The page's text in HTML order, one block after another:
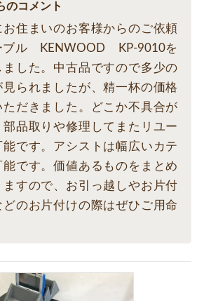
のコメント
住まいのお客様からのご依頼
ブル KENWOOD KP-9010を
ました。中古品ですので多少の
られましたが、精一杯の価格
ただきました。どこか不具合が
品取りや修理してまたリユー
能です。アシストは幅広いカテ
能です。価値あるものをまとめ
ますので、お引っ越しやお片付
のお片付けの際はぜひご用命